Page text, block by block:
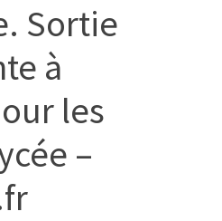
Sortie
à
les
–